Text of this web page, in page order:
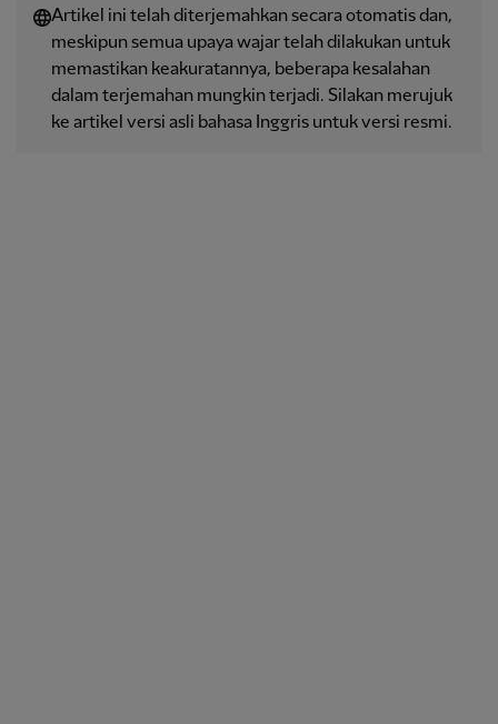
Artikel ini telah diterjemahkan secara otomatis dan,
meskipun semua upaya wajar telah dilakukan untuk
memastikan keakuratannya, beberapa kesalahan
dalam terjemahan mungkin terjadi. Silakan merujuk
ke artikel versi asli bahasa Inggris untuk versi resmi.